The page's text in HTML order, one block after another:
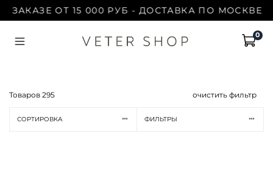
ЗАКАЗЕ ОТ 15 000 РУБ - ДОСТАВКА ПО МОСКВЕ
0
Товаров 295 очистить фильтр
СОРТИРОВКА ФИЛЬТРЫ